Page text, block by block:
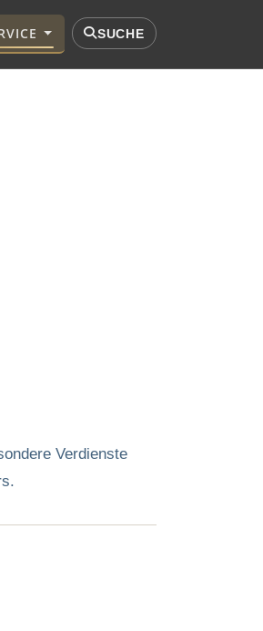
SUCHE
Verdienste